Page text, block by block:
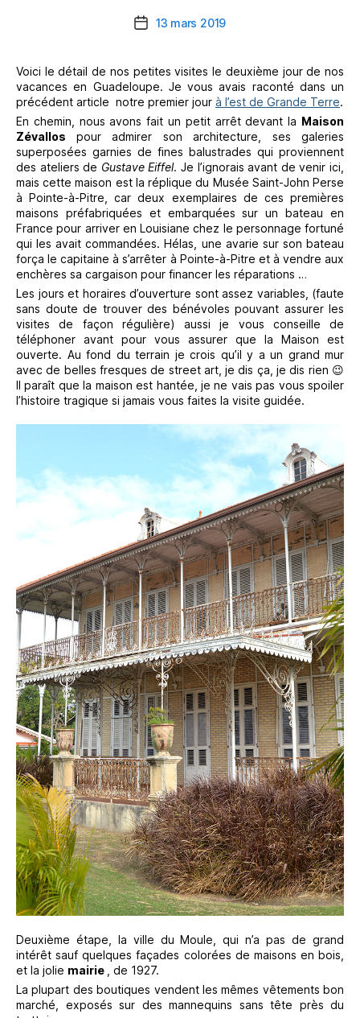
Date13 mars 2019
Voici le détail de nos petites visites le deuxième jour de nos
vacances en Guadeloupe. Je vous avais raconté dans un
précédent article notre premier jour à l’est de Grande Terre.
En chemin, nous avons fait un petit arrêt devant la Maison
Zévallos pour admirer son architecture, ses galeries
superposées garnies de fines balustrades qui proviennent
des ateliers de Gustave Eiffel. Je l’ignorais avant de venir ici,
mais cette maison est la réplique du Musée Saint-John Perse
à Pointe-à-Pitre, car deux exemplaires de ces premières
maisons préfabriquées et embarquées sur un bateau en
France pour arriver en Louisiane chez le personnage fortuné
qui les avait commandées. Hélas, une avarie sur son bateau
força le capitaine à s’arrêter à Pointe-à-Pitre et à vendre aux
enchères sa cargaison pour financer les réparations …
Les jours et horaires d’ouverture sont assez variables, (faute
sans doute de trouver des bénévoles pouvant assurer les
visites de façon régulière) aussi je vous conseille de
téléphoner avant pour vous assurer que la Maison est
ouverte. Au fond du terrain je crois qu’il y a un grand mur
avec de belles fresques de street art, je dis ça, je dis rien 😉
Il paraît que la maison est hantée, je ne vais pas vous spoiler
l’histoire tragique si jamais vous faites la visite guidée.
Deuxième étape, la ville du Moule, qui n’a pas de grand
intérêt sauf quelques façades colorées de maisons en bois,
et la jolie mairie
, de 1927.
La plupart des boutiques vendent les mêmes vêtements bon
marché, exposés sur des mannequins sans tête près du